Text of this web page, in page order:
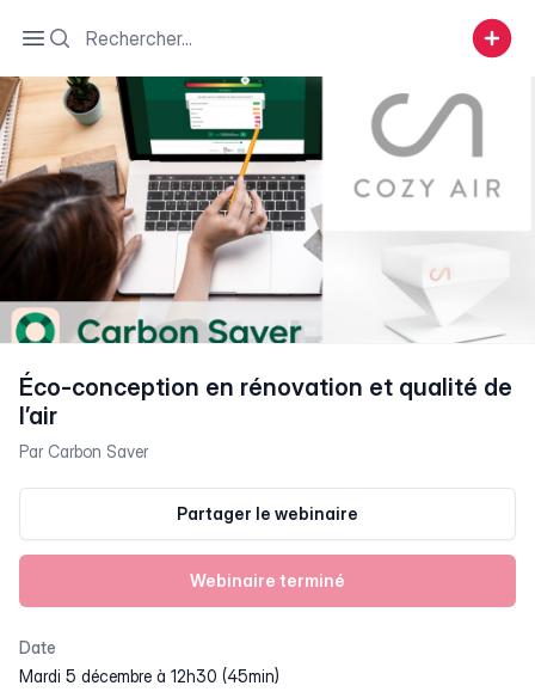
Open sidebar
Search
Éco-conception en rénovation et qualité de
l’air
Par Carbon Saver
Partager le webinaire
Webinaire terminé
Date
mardi 5 décembre à 12h30 (45min)